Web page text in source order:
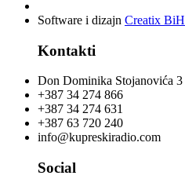
Software i dizajn Creatix BiH
Kontakti
Don Dominika Stojanovića 3
+387 34 274 866
+387 34 274 631
+387 63 720 240
info@kupreskiradio.com
Social